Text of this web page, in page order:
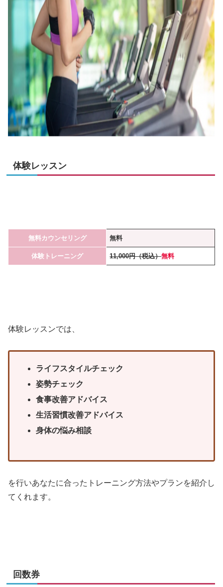
体験レッスン
無料カウンセリング 無料
体験トレーニング 11,000円（税込）無料
体験レッスンでは、
ライフスタイルチェック
姿勢チェック
食事改善アドバイス
生活習慣改善アドバイス
身体の悩み相談
を行いあなたに合ったトレーニング方法やプランを紹介し
てくれます。
回数券